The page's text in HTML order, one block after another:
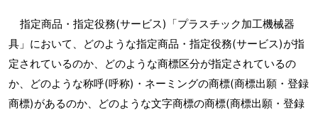
指定商品・指定役務(サービス)「プラスチック加工機械器
具」において、どのような指定商品・指定役務(サービス)が指
定されているのか、どのような商標区分が指定されているの
か、どのような称呼(呼称)・ネーミングの商標(商標出願・登録
商標)があるのか、どのような文字商標の商標(商標出願・登録